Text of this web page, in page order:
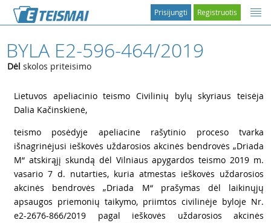
Registruotis
Prisijungti
BYLA E2-596-464/2019
Dėl skolos priteisimo
Lietuvos apeliacinio teismo Civilinių bylų skyriaus teisėja
Dalia Kačinskienė,
teismo posėdyje apeliacine rašytinio proceso tvarka
išnagrinėjusi ieškovės uždarosios akcinės bendrovės „Driada
M“ atskirąjį skundą dėl Vilniaus apygardos teismo 2019 m.
vasario 7 d. nutarties, kuria atmestas ieškovės uždarosios
akcinės bendrovės „Driada M“ prašymas dėl laikinųjų
apsaugos priemonių taikymo, priimtos civilinėje byloje Nr.
e2-2676-866/2019 pagal ieškovės uždarosios akcinės